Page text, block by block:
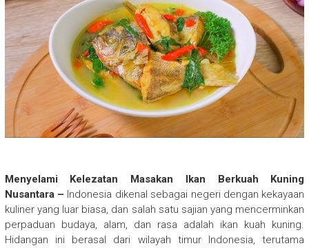
Menyelami Kelezatan Masakan Ikan Berkuah Kuning
Nusantara – Indonesia dikenal sebagai negeri dengan kekayaan
kuliner yang luar biasa, dan salah satu sajian yang mencerminkan
perpaduan budaya, alam, dan rasa adalah ikan kuah kuning.
Hidangan ini berasal dari wilayah timur Indonesia, terutama